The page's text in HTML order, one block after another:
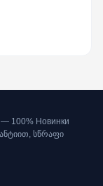
— 100% Новинки
სწრაფი